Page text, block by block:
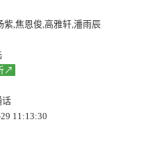
紫,焦恩俊,高雅轩,潘雨辰
↗
话
11:13:30